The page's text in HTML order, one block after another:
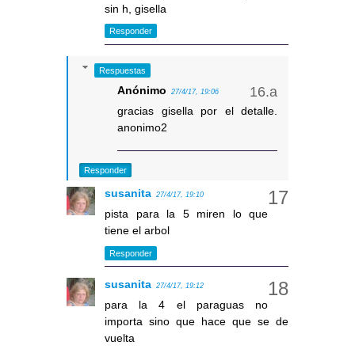
sin h, gisella
Responder
Respuestas
Anónimo 27/4/17, 19:06
gracias gisella por el detalle.
anonimo2
Responder
susanita 27/4/17, 19:10
pista para la 5 miren lo que
tiene el arbol
Responder
susanita 27/4/17, 19:12
para la 4 el paraguas no
importa sino que hace que se de
vuelta